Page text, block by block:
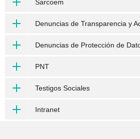
Sarcoem
Denuncias de Transparencia y
Denuncias de Protección de
PNT
Testigos Sociales
Intranet